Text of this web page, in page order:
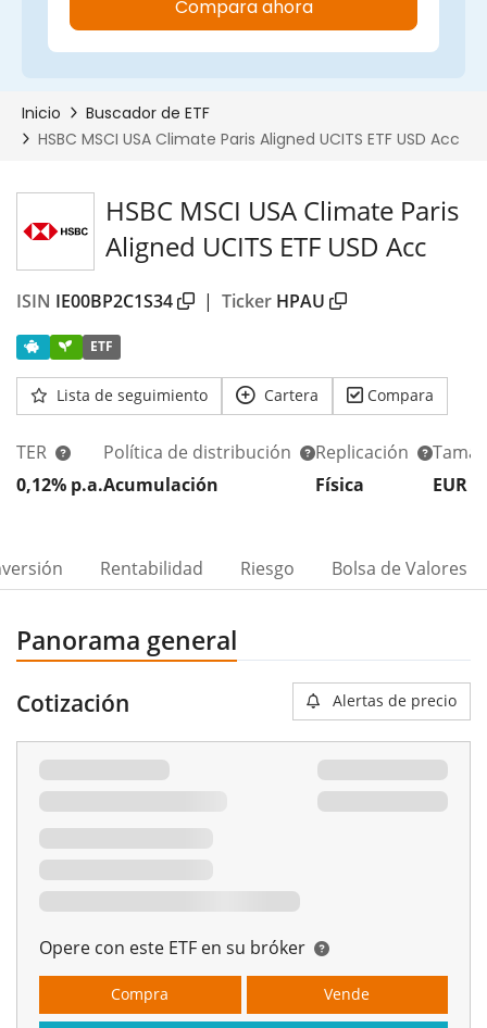
HSBC MSCI USA Climate Paris
Aligned UCITS ETF USD Acc
ISIN IE00BP2C1S34 | Ticker HPAU
ETF
Lista de seguimiento Cartera Compara
TER
0,12% p.a.
Política de distribución
Acumulación
Replicación
Física
EUR
Rentabilidad Riesgo Bolsa de Valores
Panorama general
Cotización Alertas de precio
Opere con este ETF en su bróker
Compra Vende